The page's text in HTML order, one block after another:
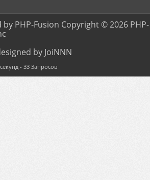
by PHP-Fusion Copyright © 2026 PHP-
by JoiNNN
- 33 Запросов